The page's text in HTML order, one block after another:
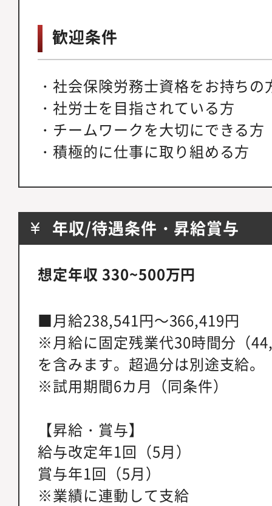
歓迎条件
・社会保険労務士資格をお持ちの
・社労士を目指されている方
・チームワークを大切にできる方
・積極的に仕事に取り組める方
年収/待遇条件・昇給賞与
想定年収 330~500万円
■月給238,541円～366,419円
※月給に固定残業代30時間分（
を含みます。超過分は別途支給。
※試用期間6カ月（同条件）
【昇給・賞与】
給与改定年1回（5月）
賞与年1回（5月）
※業績に連動して支給